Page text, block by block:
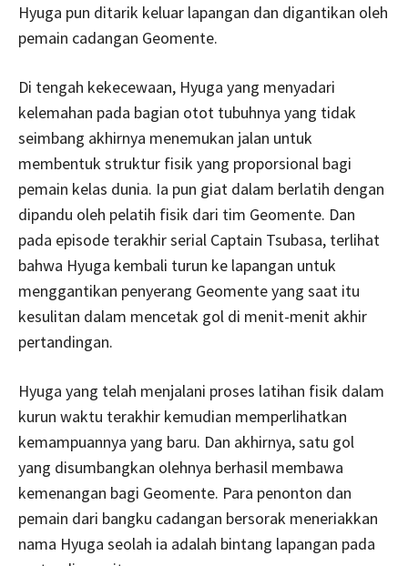
Hyuga pun ditarik keluar lapangan dan digantikan oleh
pemain cadangan Geomente.
Di tengah kekecewaan, Hyuga yang menyadari
kelemahan pada bagian otot tubuhnya yang tidak
seimbang akhirnya menemukan jalan untuk
membentuk struktur fisik yang proporsional bagi
pemain kelas dunia. Ia pun giat dalam berlatih dengan
dipandu oleh pelatih fisik dari tim Geomente. Dan
pada episode terakhir serial Captain Tsubasa, terlihat
bahwa Hyuga kembali turun ke lapangan untuk
menggantikan penyerang Geomente yang saat itu
kesulitan dalam mencetak gol di menit-menit akhir
pertandingan.
Hyuga yang telah menjalani proses latihan fisik dalam
kurun waktu terakhir kemudian memperlihatkan
kemampuannya yang baru. Dan akhirnya, satu gol
yang disumbangkan olehnya berhasil membawa
kemenangan bagi Geomente. Para penonton dan
pemain dari bangku cadangan bersorak meneriakkan
nama Hyuga seolah ia adalah bintang lapangan pada